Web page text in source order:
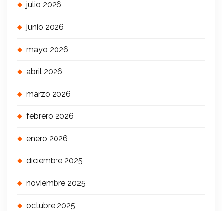
julio 2026
junio 2026
mayo 2026
abril 2026
marzo 2026
febrero 2026
enero 2026
diciembre 2025
noviembre 2025
octubre 2025